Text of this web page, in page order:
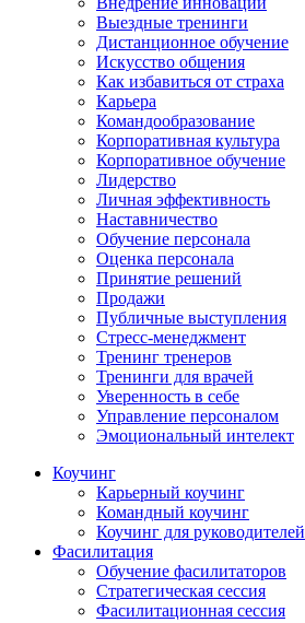
Выездные тренинги
Дистанционное обучение
Искусство общения
Как избавиться от страха
Карьера
Командообразование
Корпоративная культура
Корпоративное обучение
Лидерство
Личная эффективность
Наставничество
Обучение персонала
Оценка персонала
Принятие решений
Продажи
Публичные выступления
Стресс-менеджмент
Тренинг тренеров
Тренинги для врачей
Уверенность в себе
Управление персоналом
Эмоциональный интелект
Коучинг
Карьерный коучинг
Командный коучинг
Коучинг для руководителей
Фасилитация
Обучение фасилитаторов
Стратегическая сессия
Фасилитационная сессия